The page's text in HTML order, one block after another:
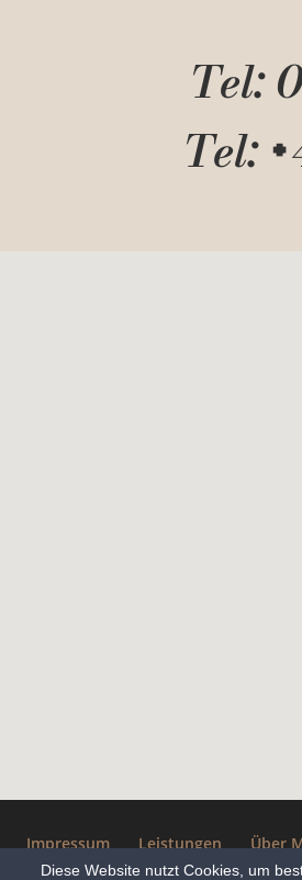
Tel:
Tel:
Impressum Leistungen Über
Diese Website nutzt Cookies, um